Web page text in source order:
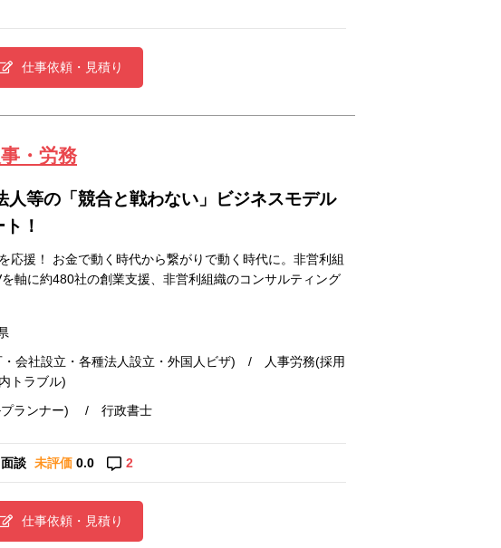
仕事依頼・見積り
・労務
等の「競合と戦わない」ビジネスモデル
！
援！ お金で動く時代から繋がりで動く時代に。非営利組
軸に約480社の創業支援、非営利組織のコンサルティング
・会社設立・各種法人設立・外国人ビザ) / 人事労務(採用
トラブル)
プランナー) / 行政書士
面談 未評価 0.0 2
仕事依頼・見積り